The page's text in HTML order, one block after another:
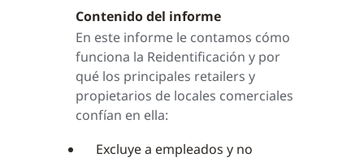
Contenido del informe
En este informe le contamos cómo
funciona la Reidentificación y por
qué los principales retailers y
propietarios de locales comerciales
confían en ella:
Excluye a empleados y no